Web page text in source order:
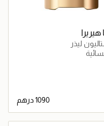
هيريرا
ليذر
جاري تحميل التفاصيل